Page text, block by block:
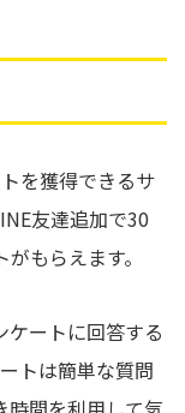
を獲得できるサ
友達追加で30
もらえます。
ケートに回答する
トは簡単な質問